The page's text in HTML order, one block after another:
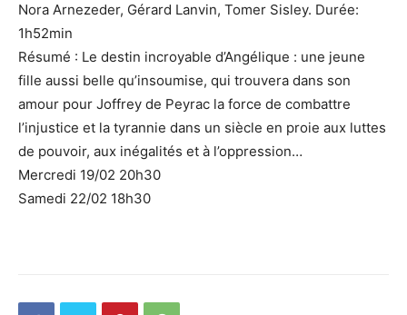
Nora Arnezeder, Gérard Lanvin, Tomer Sisley. Durée:
1h52min
Résumé : Le destin incroyable d’Angélique : une jeune
fille aussi belle qu’insoumise, qui trouvera dans son
amour pour Joffrey de Peyrac la force de combattre
l’injustice et la tyrannie dans un siècle en proie aux luttes
de pouvoir, aux inégalités et à l’oppression…
Mercredi 19/02 20h30
Samedi 22/02 18h30